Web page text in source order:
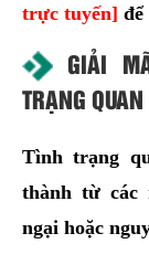
trực tuyến]
GIẢI MÃ
TRẠNG
Tình trạng
thành từ các
ngại hoặc